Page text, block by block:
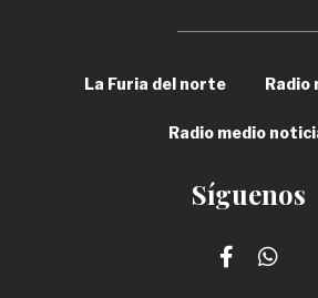
La Furia del norte Radio
Radio medio
Síguenos